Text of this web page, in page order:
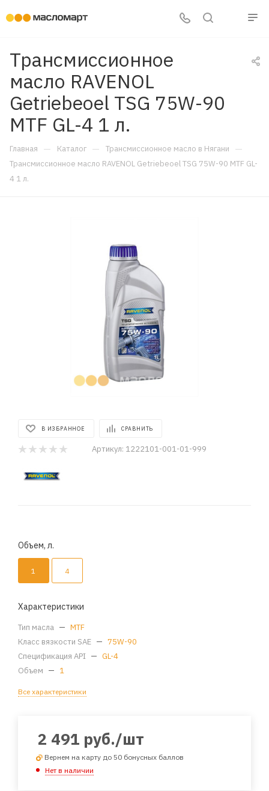
Трансмиссионное
масло RAVENOL
Getriebeoel TSG 75W-90
MTF GL-4 1 л.
Главная — Каталог — Трансмиссионное масло в Нягани —
Трансмиссионное масло RAVENOL Getriebeoel TSG 75W-90 MTF GL-
4 1 л.
В ИЗБРАННОЕ СРАВНИТЬ
Артикул: 1222101-001-01-999
Объем, л.
1 4
Характеристики
Тип масла — MTF
Класс вязкости SAE — 75W-90
Спецификация API — GL-4
Объем — 1
Все характеристики
2 491 руб./шт
Вернем на карту до 50 бонусных баллов
Нет в наличии